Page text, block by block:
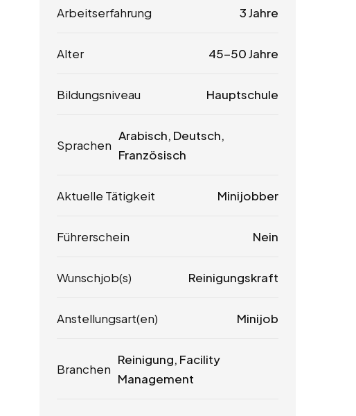
Arbeitserfahrung 3 Jahre
Alter 45-50 Jahre
Bildungsniveau Hauptschule
Sprachen
Arabisch, Deutsch,
Französisch
Aktuelle Tätigkeit Minijobber
Führerschein Nein
Wunschjob(s) Reinigungskraft
Anstellungsart(en) Minijob
Branchen
Reinigung, Facility
Management